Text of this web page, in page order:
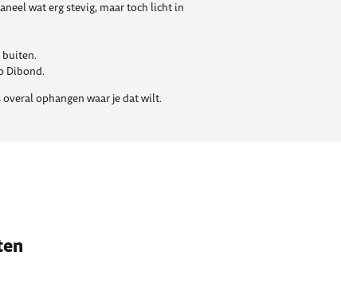
wat erg stevig, maar toch licht in
buiten.
Dibond.
ophangen waar je dat wilt.